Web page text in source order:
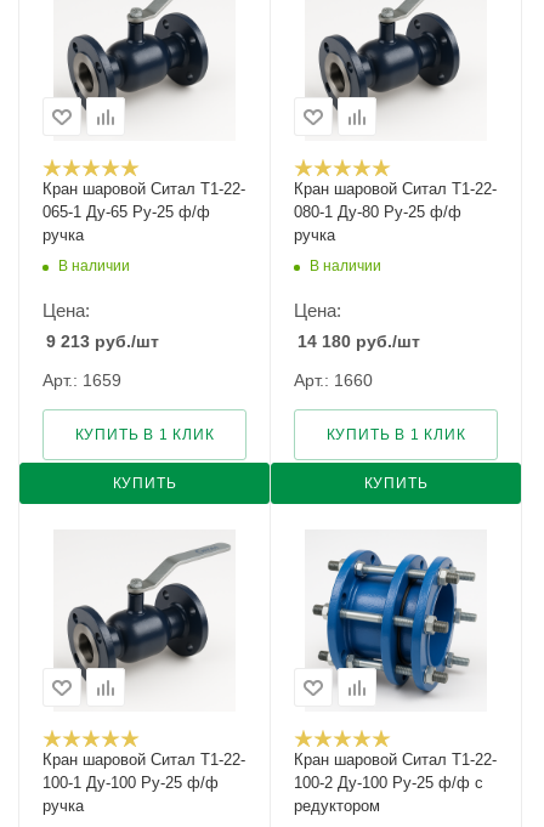
Кран шаровой Cитал T1-22-
065-1 Ду-65 Ру-25 ф/ф
ручка
В наличии
Цена:
9 213 руб./шт
Арт.: 1659
КУПИТЬ
КУПИТЬ В 1 КЛИК
Кран шаровой Cитал T1-22-
080-1 Ду-80 Ру-25 ф/ф
ручка
В наличии
Цена:
14 180 руб./шт
Арт.: 1660
КУПИТЬ
КУПИТЬ В 1 КЛИК
Кран шаровой Cитал T1-22-
100-1 Ду-100 Ру-25 ф/ф
ручка
Кран шаровой Cитал T1-22-
100-2 Ду-100 Ру-25 ф/ф с
редуктором